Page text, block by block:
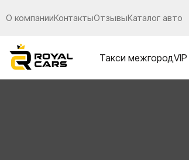
О компанииКонтактыОтзывыКаталог авто
Такси межгород